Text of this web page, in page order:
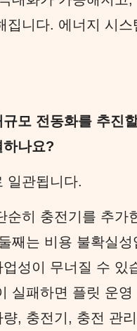
니다. 에너지 시
모 전동화를 추진
나요?
일관됩니다.
히 충전기를 추가
째는 비용 불확실
성이 무너질 수 있
실패하면 플릿 운
, 충전기, 충전 관